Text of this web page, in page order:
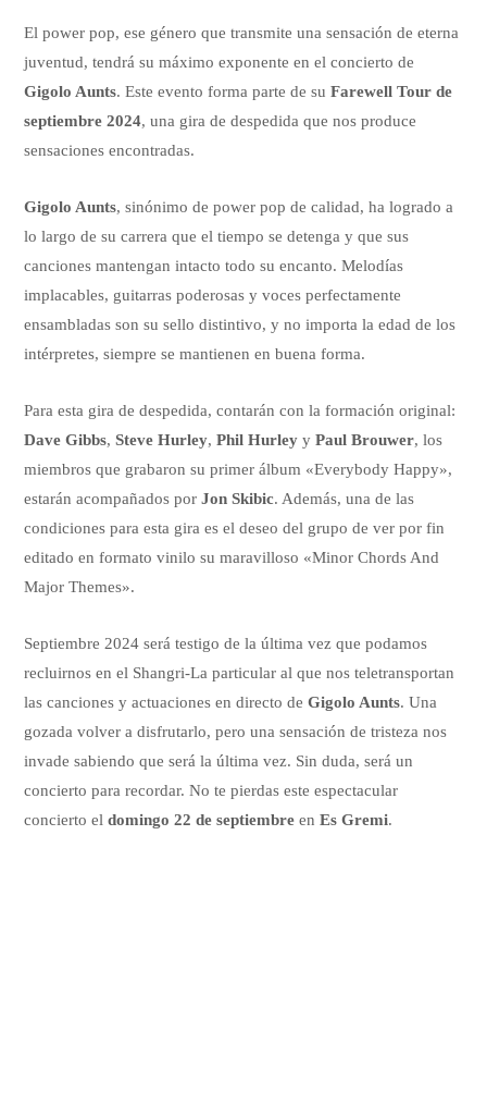
El power pop, ese género que transmite una sensación de eterna
juventud, tendrá su máximo exponente en el concierto de
Gigolo Aunts. Este evento forma parte de suFarewell Tour de
septiembre 2024, una gira de despedida que nos produce
sensaciones encontradas.
Gigolo Aunts, sinónimo de power pop de calidad, ha logrado a
lo largo de su carrera que el tiempo se detenga y que sus
canciones mantengan intacto todo su encanto. Melodías
implacables, guitarras poderosas y voces perfectamente
ensambladas son su sello distintivo, y no importa la edad de los
intérpretes, siempre se mantienen en buena forma.
Para esta gira de despedida, contarán con la formación original:
Dave Gibbs,Steve Hurley,Phil Hurley yPaul Brouwer, los
miembros que grabaron su primer álbum «Everybody Happy»,
estarán acompañados porJon Skibic. Además, una de las
condiciones para esta gira es el deseo del grupo de ver por fin
editado en formato vinilo su maravilloso «Minor Chords And
Major Themes».
Septiembre 2024 será testigo de la última vez que podamos
recluirnos en el Shangri-La particular al que nos teletransportan
las canciones y actuaciones en directo deGigolo Aunts. Una
gozada volver a disfrutarlo, pero una sensación de tristeza nos
invade sabiendo que será la última vez. Sin duda, será un
concierto para recordar. No te pierdas este espectacular
concierto eldomingo 22 de septiembre enEs Gremi.